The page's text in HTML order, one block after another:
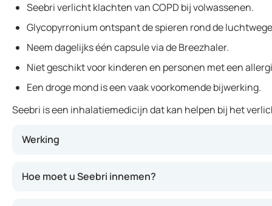
Seebri verlicht klachten van COPD bij volwassenen.
Glycopyrronium ontspant de spieren rond de
Neem dagelijks één capsule via de Breezhaler.
Niet geschikt voor kinderen en personen met een
Een droge mond is een vaak voorkomende bijwerking.
Seebri is een inhalatiemedicijn dat kan helpen bij het
Werking
Hoe moet u Seebri innemen?